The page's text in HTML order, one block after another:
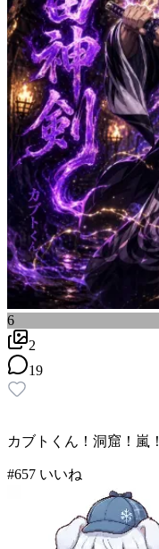
6
2
19
カブトくん！洞窟！嵐！
#657 いいね